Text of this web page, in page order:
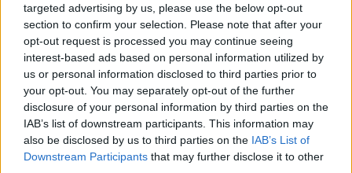
targeted advertising by us, please use the below opt-out
section to confirm your selection. Please note that after your
opt-out request is processed you may continue seeing
interest-based ads based on personal information utilized by
us or personal information disclosed to third parties prior to
your opt-out. You may separately opt-out of the further
disclosure of your personal information by third parties on the
IAB’s list of downstream participants. This information may
also be disclosed by us to third parties on the IAB’s List of
Downstream Participants that may further disclose it to other